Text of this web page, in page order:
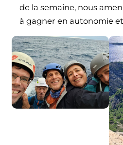
de la semaine, nous
à gagner en autonomie